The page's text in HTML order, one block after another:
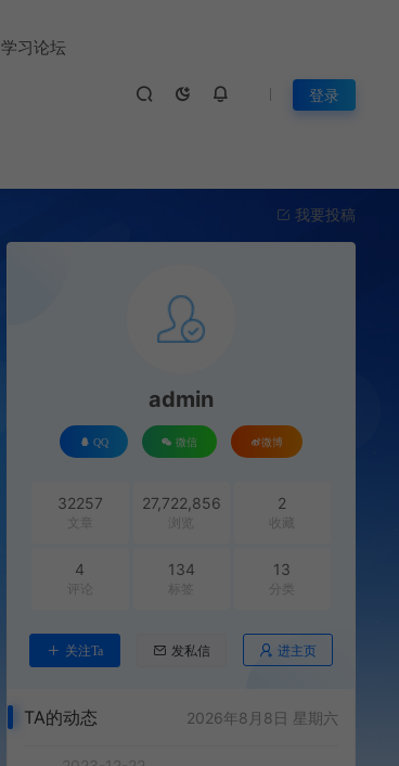
学习论坛
登录
我要投稿
admin
QQ 微信 微博
32257
文章
27,722,856
浏览
2
收藏
4
评论
134
标签
13
分类
关注Ta 发私信 进主页
TA的动态 2026年8月8日 星期六